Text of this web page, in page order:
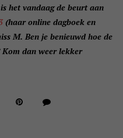
het vandaag de beurt aan
(haar online dagboek en
M. Ben je benieuwd hoe de
dan weer lekker